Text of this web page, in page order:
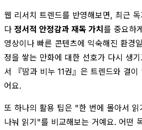
웹 리서치 트렌드를 반영해보면, 최근
다 정서적 안정감과 재독 가치를 중요하
영상이나 빠른 콘텐츠에 익숙해진 환경
정을 쌓는 만화에 대한 선호가 다시 생
서 『땀과 비누 11권』은 트렌드와 결
어요.
또 하나의 활용 팁은 "한 번에 몰아서
나눠 읽기"를 비교해보는 거예요. 어떤